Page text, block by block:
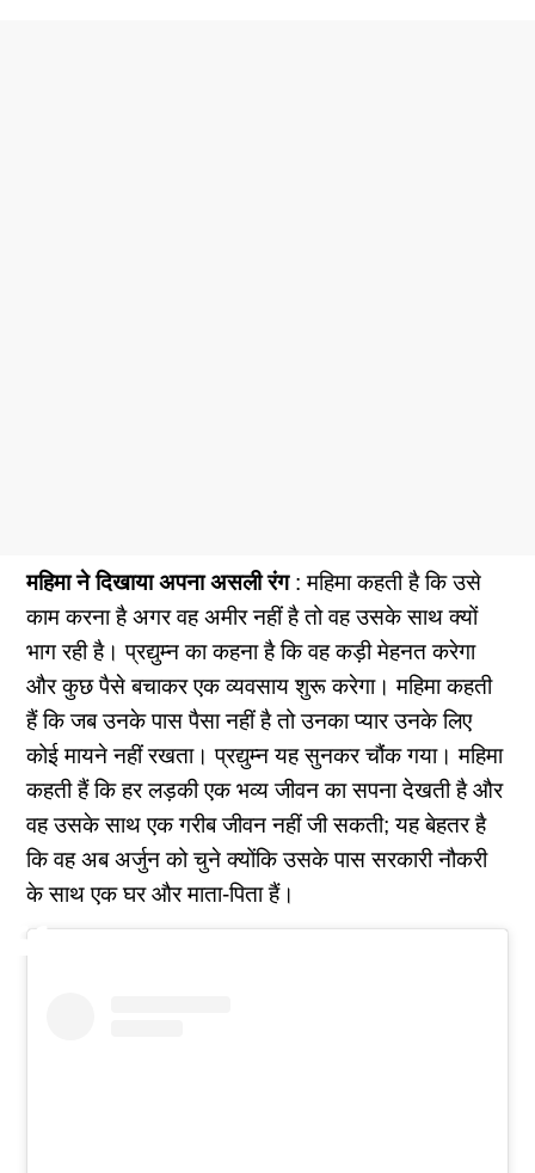
महिमा ने दिखाया अपना असली रंग: महिमाकहती है कि उसे
काम करना है अगर वह अमीर नहीं है तो वह उसके साथ क्यों
भाग रही है। प्रद्युम्न का कहना है कि वह कड़ी मेहनत करेगा
और कुछ पैसे बचाकर एक व्यवसाय शुरू करेगा। महिमा कहती
हैं कि जब उनके पास पैसा नहीं है तो उनका प्यार उनके लिए
कोई मायने नहीं रखता। प्रद्युम्न यह सुनकर चौंक गया। महिमा
कहती हैं कि हर लड़की एक भव्य जीवन का सपना देखती है और
वह उसके साथ एक गरीब जीवन नहीं जी सकती; यह बेहतर है
कि वह अब अर्जुन को चुने क्योंकि उसके पास सरकारी नौकरी
के साथ एक घर और माता-पिता हैं।